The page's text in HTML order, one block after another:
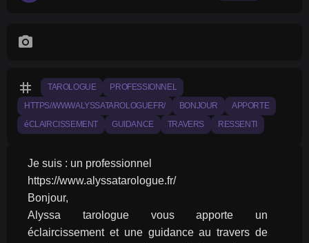
photo_camera
tag TAROLOGUE PROFESSIONNEL
HTTPS//WWWALYSSATAROLOGUEFR/ BONJOUR APPORTE
éCLAIRCISSEMENT GUIDANCE TRAVERS RESSENTI
Je suis : un professionnel
https://www.alyssatarologue.fr/
Bonjour,
Alyssa tarologue vous apporte un
éclaircissement et une guidance au travers de